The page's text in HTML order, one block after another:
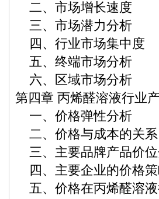
二、市场增长速度
三、市场潜力分析
四、行业市场集中度
五、终端市场分析
六、区域市场分析
第四章 丙烯醛溶液行业
一、价格弹性分析
二、价格与成本的关系
三、主要品牌产品价
四、主要企业的价格
五、价格在丙烯醛溶